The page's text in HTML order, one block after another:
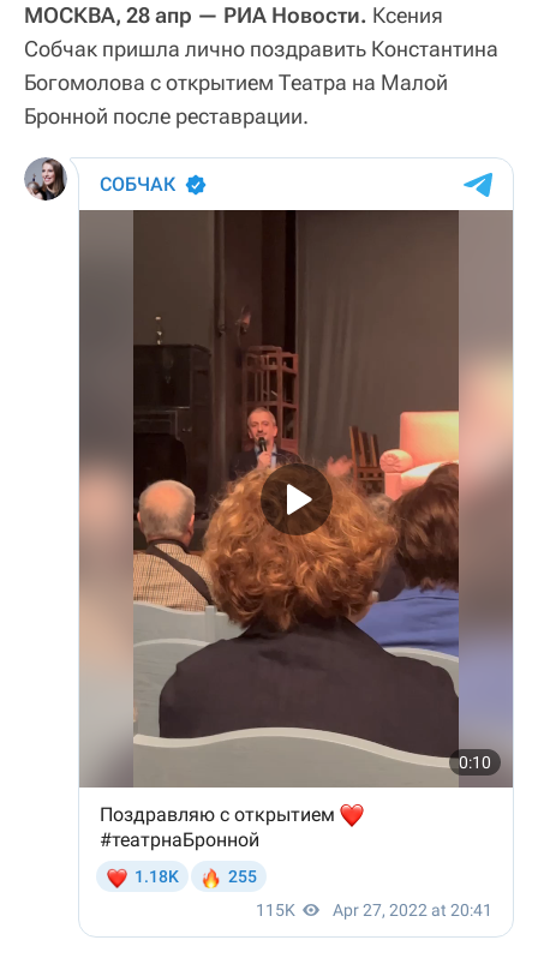
МОСКВА, 28 апр — РИА Новости. Ксения
Собчак пришла лично поздравить Константина
Богомолова с открытием Театра на Малой
Бронной после реставрации.